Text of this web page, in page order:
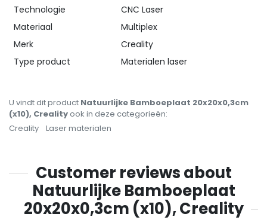
Technologie
CNC Laser
Materiaal
Multiplex
Merk
Creality
Type product
Materialen laser
U vindt dit product Natuurlijke Bamboeplaat 20x20x0,3cm
(x10), Creality ook in deze categorieën:
Creality
Laser materialen
Customer reviews about
Natuurlijke Bamboeplaat
20x20x0,3cm (x10), Creality